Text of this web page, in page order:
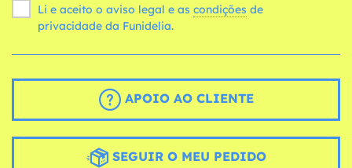
Li e aceito o aviso legal e as condições
privacidade da Funidelia.
APOIO AO CLIENTE
SEGUIR O MEU PEDIDO